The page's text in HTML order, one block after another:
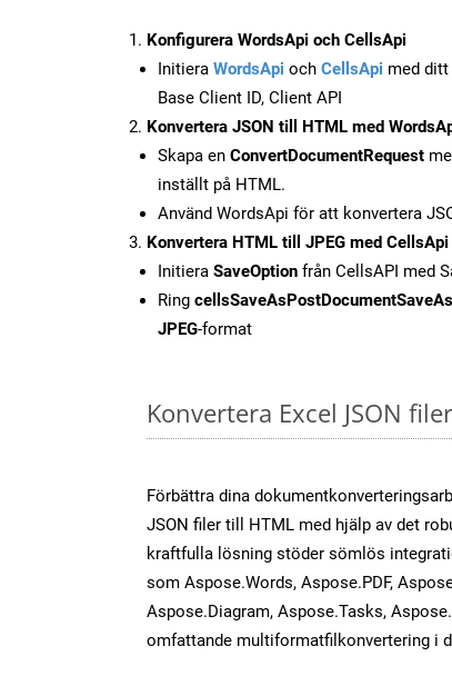
Konfigurera WordsApi och CellsApi
Initiera WordsApi och CellsApi med ditt
Base Client ID, Client API
Konvertera JSON till HTML med
Skapa en ConvertDocumentRequest
inställt på HTML.
Använd WordsApi för att konvertera
Konvertera HTML till JPEG med CellsApi
Initiera SaveOption från CellsAPI med
Ring cellsSaveAsPostDocumentSaveAs
JPEG-format
Konvertera Excel JSON
Förbättra dina
JSON filer till HTML med hjälp av det
kraftfulla lösning stöder sömlös
som Aspose.Words, Aspose.PDF,
Aspose.Diagram, Aspose.Tasks,
omfattande multiformatfilkonvertering i